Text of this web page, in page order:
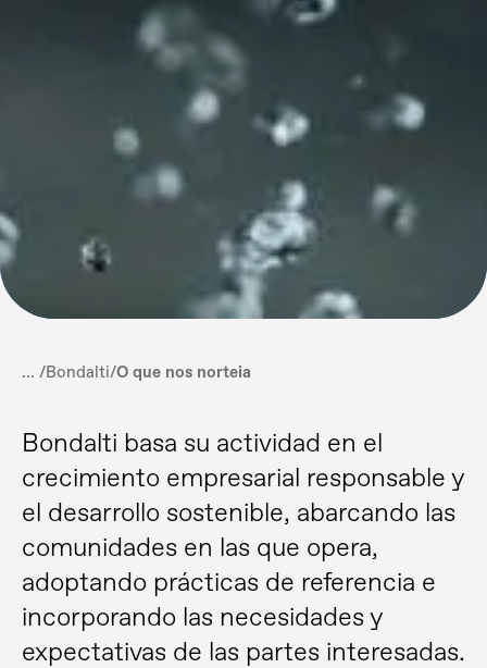
... /Bondalti/O que nos norteia
Bondalti basa su actividad en el
crecimiento empresarial responsable y
el desarrollo sostenible, abarcando las
comunidades en las que opera,
adoptando prácticas de referencia e
incorporando las necesidades y
expectativas de las partes interesadas.